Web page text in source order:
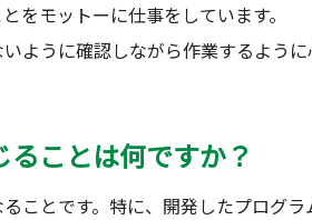
をモットーに仕事をしています。
ように確認しながら作業するように
ことは何ですか？
ことです。特に、開発したプログ